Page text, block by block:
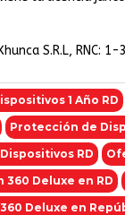
S.R.L,
1 Año RD
Protección de
RD
360 Deluxe en RD
Deluxe en